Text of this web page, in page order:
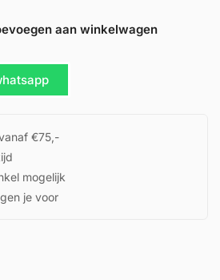
aan winkelwagen
€75,-
mogelijk
je voor